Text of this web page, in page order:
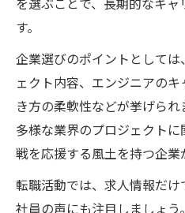
す。
企業選びのポイントとして
ェクト内容、エンジニアの
き方の柔軟性などが挙げら
多様な業界のプロジェクト
戦を応援する風土を持つ企業
転職活動では、求人情報だ
社員の声にも注目しましょ